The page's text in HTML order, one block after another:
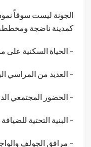
الجونة ليست سوقاً
كمدينة ناضجة
– الحياة السكنية على
– العديد من المراسي
– الحضور المجتمعي
– البنية التحتية للضيافة
– مرافق الجولف